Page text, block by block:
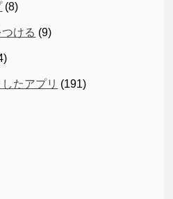
(8)
ける (9)
たアプリ (191)